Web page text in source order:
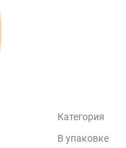
Категория
В упаковке